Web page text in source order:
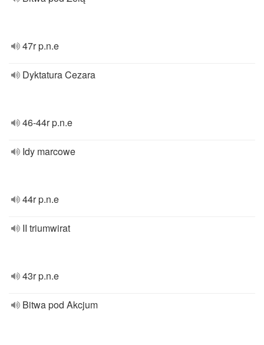
47r p.n.e
Dyktatura Cezara
46-44r p.n.e
Idy marcowe
44r p.n.e
II triumwirat
43r p.n.e
Bitwa pod Akcjum